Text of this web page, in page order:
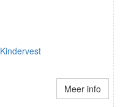
Kindervest
Meer info